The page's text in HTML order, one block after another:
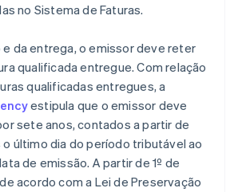
no Sistema de Faturas.
e da entrega, o emissor deve reter
qualificada entregue. Com relação
qualificadas entregues, a
estipula que o emissor deve
sete anos, contados a partir de
último dia do período tributável ao
de emissão. A partir de 1º de
acordo com a Lei de Preservação